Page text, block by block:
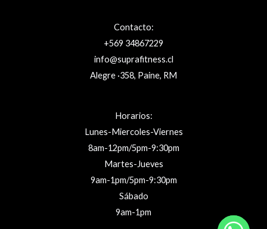
Contacto:
+569 34867229
info@suprafitness.cl
Alegre ·358, Paine, RM
Horarios:
Lunes-Miercoles-Viernes
8am-12pm/5pm-9:30pm
Martes-Jueves
9am-1pm/5pm-9:30pm
Sábado
9am-1pm